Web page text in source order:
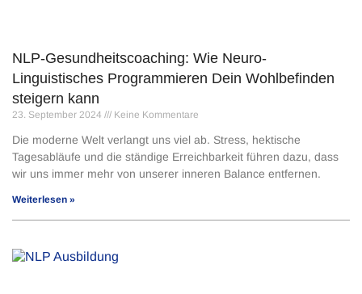
NLP-Gesundheitscoaching: Wie Neuro-
Linguistisches Programmieren Dein Wohlbefinden
steigern kann
23. September 2024 Keine Kommentare
Die moderne Welt verlangt uns viel ab. Stress, hektische
Tagesabläufe und die ständige Erreichbarkeit führen dazu, dass
wir uns immer mehr von unserer inneren Balance entfernen.
Weiterlesen »